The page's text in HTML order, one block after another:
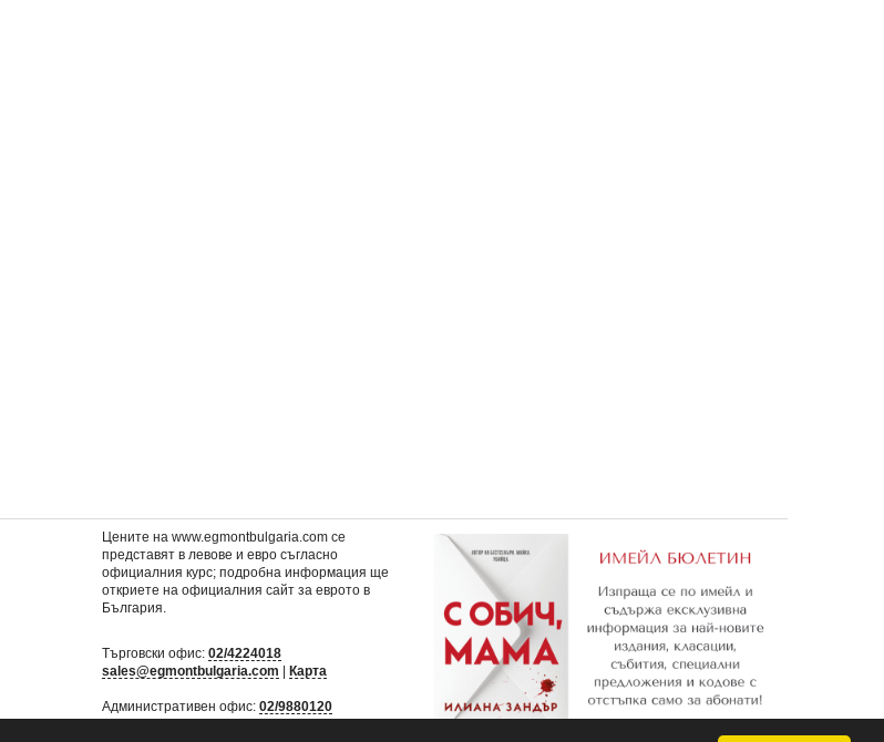
Цените на www.egmontbulgaria.com се
представят в левове и евро съгласно
официалния курс; подробна информация ще
откриете наофициалния сайт за еврото в
България
Търговски офис:02/4224018
sales@egmontbulgaria.com |Карта
Административен офис:02/9880120
mail@egmontbulgaria.com|Карта